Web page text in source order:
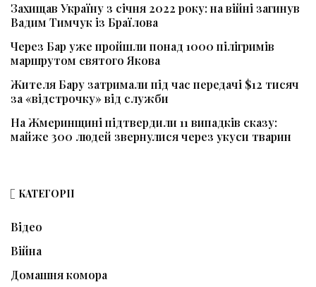
Захищав Україну з січня 2022 року: на війні загинув
Вадим Тимчук із Браїлова
Через Бар уже пройшли понад 1000 пілігримів
маршрутом святого Якова
Жителя Бару затримали під час передачі $12 тисяч
за «відстрочку» від служби
На Жмеринщині підтвердили 11 випадків сказу:
майже 300 людей звернулися через укуси тварин
КАТЕГОРІЇ
Відео
Війна
Домашня комора